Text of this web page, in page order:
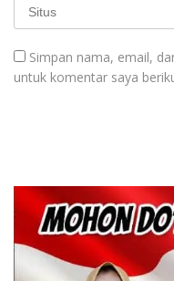
Simpan nama, email,
untuk komentar saya